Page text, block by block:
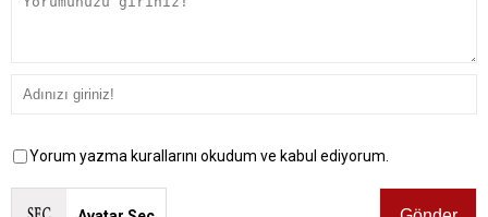
Yorum yazma kurallarını okudum ve kabul ediyorum.